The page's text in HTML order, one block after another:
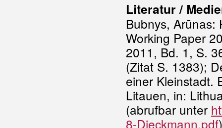
Literatur /
Bubnys, Arūnas:
Working Paper
2011, Bd. 1, S.
(Zitat S. 1383);
einer Kleinstadt.
Litauen, in:
(abrufbar unter
8-Dieckmann.pdf